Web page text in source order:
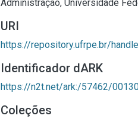
Administração, Universidade
URI
https://repository.ufrpe.br/
Identificador dARK
https://n2t.net/ark:/57462/
Coleções